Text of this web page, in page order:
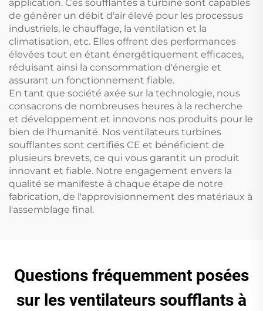
application. Ces soufflantes à turbine sont capables
de générer un débit d'air élevé pour les processus
industriels, le chauffage, la ventilation et la
climatisation, etc. Elles offrent des performances
élevées tout en étant énergétiquement efficaces,
réduisant ainsi la consommation d'énergie et
assurant un fonctionnement fiable.
En tant que société axée sur la technologie, nous
consacrons de nombreuses heures à la recherche
et développement et innovons nos produits pour le
bien de l'humanité. Nos ventilateurs turbines
soufflantes sont certifiés CE et bénéficient de
plusieurs brevets, ce qui vous garantit un produit
innovant et fiable. Notre engagement envers la
qualité se manifeste à chaque étape de notre
fabrication, de l'approvisionnement des matériaux à
l'assemblage final.
Questions fréquemment posées
sur les ventilateurs soufflants à